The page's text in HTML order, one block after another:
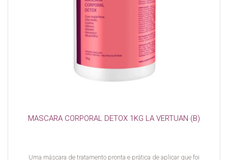
MASCARA CORPORAL DETOX 1KG LA VERTUAN (B)
Uma máscara de tratamento pronta e prática de aplicar que foi